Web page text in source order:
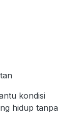
kondisi
hidup tanpa